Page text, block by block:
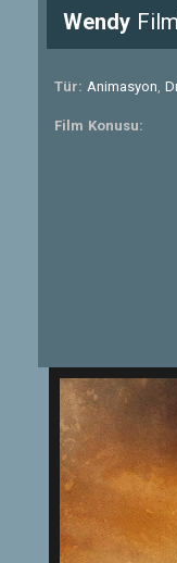
Wendy
Tür: Animasyon,
Film Konusu: